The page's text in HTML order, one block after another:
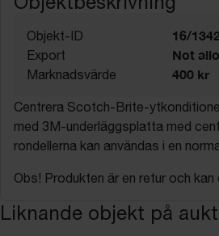
Objekt-ID 16/
Export Not
Marknadsvärde 400 kr
Centrera Scotch-Brite-
med 3M-underläggsplatta med
rondellerna kan användas i en
Obs! Produkten är en retur och
Liknande objekt på